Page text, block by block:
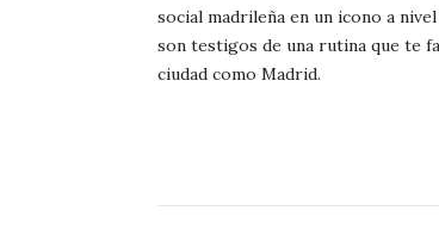
social madrileña en un icono a nivel
son testigos de una rutina que te
ciudad como Madrid.